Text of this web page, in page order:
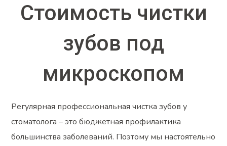
Стоимость чистки
зубов под
микроскопом
Регулярная профессиональная чистка зубов у
стоматолога – это бюджетная профилактика
большинства заболеваний. Поэтому мы настоятельно